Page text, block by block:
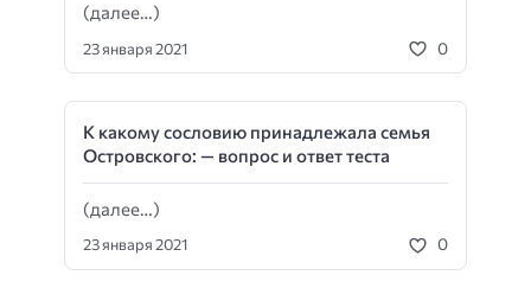
(далее…)
23 января 2021 0
К какому сословию принадлежала семья
Островского: — вопрос и ответ теста
(далее…)
23 января 2021 0